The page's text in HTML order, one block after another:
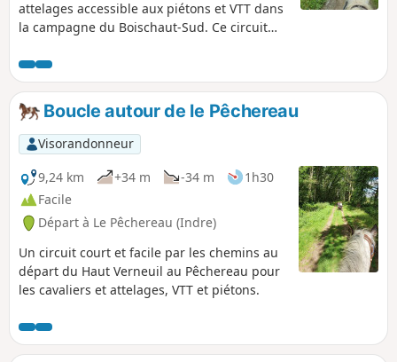
attelages accessible aux piétons et VTT dans
la campagne du Boischaut-Sud. Ce circuit
étoile autour du Haut Verneuil au Pêchereau
ou peut bien-sûr, être effectué seul.
Boucle autour de le Pêchereau
Visorandonneur
9,24 km
+34 m -34 m
1h30
Facile
Départ à Le Pêchereau (Indre)
Un circuit court et facile par les chemins au
départ du Haut Verneuil au Pêchereau pour
les cavaliers et attelages, VTT et piétons.